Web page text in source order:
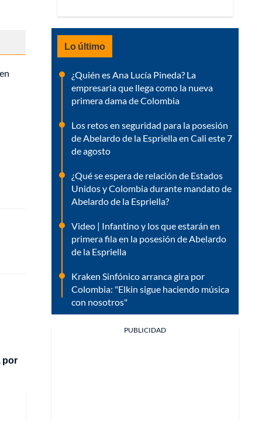
por
Lo último
¿Quién es Ana Lucía Pineda? La
empresaria que llega como la nueva
primera dama de Colombia
Los retos en seguridad para la posesión
de Abelardo de la Espriella en Cali este 7
de agosto
¿Qué se espera de relación de Estados
Unidos y Colombia durante mandato de
Abelardo de la Espriella?
Video | Infantino y los que estarán en
primera fila en la posesión de Abelardo
de la Espriella
Kraken Sinfónico arranca gira por
Colombia: "Elkin sigue haciendo música
con nosotros"
PUBLICIDAD